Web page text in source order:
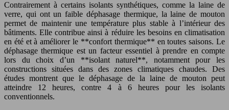
Contrairement à certains isolants synthétiques, comme la laine de
verre, qui ont un faible déphasage thermique, la laine de mouton
permet de maintenir une température plus stable à l’intérieur des
bâtiments. Elle contribue ainsi à réduire les besoins en climatisation
en été et à améliorer le **confort thermique** en toutes saisons. Le
déphasage thermique est un facteur essentiel à prendre en compte
lors du choix d’un **isolant naturel**, notamment pour les
constructions situées dans des zones climatiques chaudes. Des
études montrent que le déphasage de la laine de mouton peut
atteindre 12 heures, contre 4 à 6 heures pour les isolants
conventionnels.